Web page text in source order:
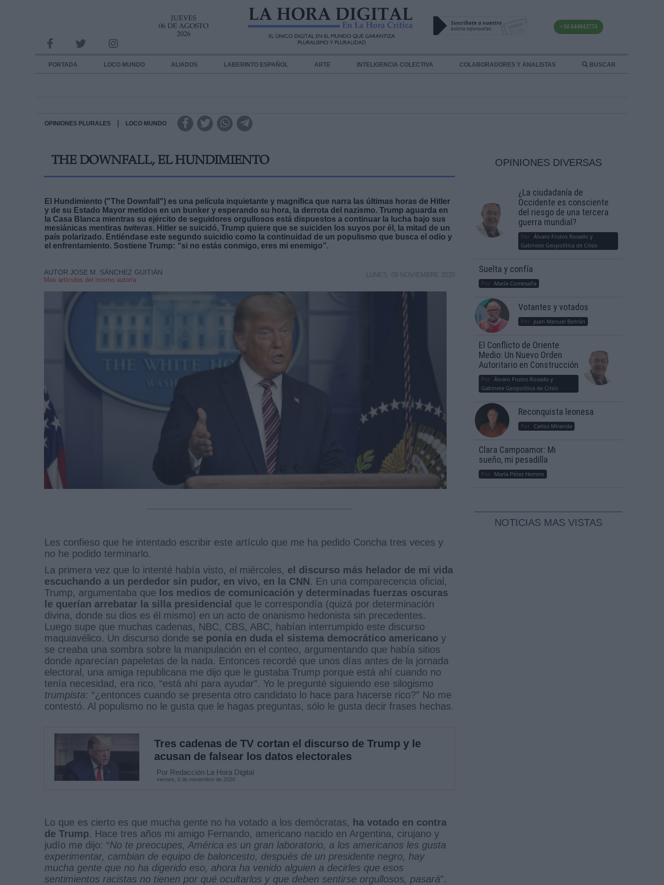
JUEVES
06 DE AGOSTO
2026
+34 644043774
PORTADA LOCO MUNDO ALIADOS LABERINTO ESPAÑOL ARTE INTELIGENCIA COLECTIVA COLABORADORES Y ANALISTAS BUSCAR
OPINIONES PLURALES LOCO MUNDO
THE DOWNFALL, EL HUNDIMIENTO
El Hundimiento ("The Downfall") es una película inquietante y magnífica que narra las últimas horas de Hitler
y de su Estado Mayor metidos en un bunker y esperando su hora, la derrota del nazismo. Trump aguarda en
la Casa Blanca mientras su ejército de seguidores orgullosos está dispuestos a continuar la lucha bajo sus
mesiánicas mentiras twiteras. Hitler se suicidó, Trump quiere que se suiciden los suyos por él, la mitad de un
país polarizado. Entiéndase este segundo suicidio como la continuidad de un populismo que busca el odio y
el enfrentamiento. Sostiene Trump: “si no estás conmigo, eres mi enemigo”.
AUTOR JOSE M. SÁNCHEZ GUITIÁN
Mas artículos del mismo autor/a
LUNES, 09 NOVIEMBRE 2020
Les confieso que he intentado escribir este artículo que me ha pedido Concha tres veces y
no he podido terminarlo.
La primera vez que lo intenté había visto, el miércoles, el discurso más helador de mi vida
escuchando a un perdedor sin pudor, en vivo, en la CNN. En una comparecencia oficial,
Trump, argumentaba que los medios de comunicación y determinadas fuerzas oscuras
le querían arrebatar la silla presidencial que le correspondía (quizá por determinación
divina, donde su dios es él mismo) en un acto de onanismo hedonista sin precedentes.
Luego supe que muchas cadenas, NBC, CBS, ABC, habían interrumpido este discurso
maquiavélico. Un discurso donde se ponía en duda el sistema democrático americano y
se creaba una sombra sobre la manipulación en el conteo, argumentando que había sitios
donde aparecían papeletas de la nada. Entonces recordé que unos días antes de la jornada
electoral, una amiga republicana me dijo que le gustaba Trump porque está ahí cuando no
tenía necesidad, era rico, “está ahí para ayudar”. Yo le pregunté siguiendo ese silogismo
trumpista: “¿entonces cuando se presenta otro candidato lo hace para hacerse rico?” No me
contestó. Al populismo no le gusta que le hagas preguntas, sólo le gusta decir frases hechas.
Tres cadenas de TV cortan el discurso de Trump y le
acusan de falsear los datos electorales
Por Redacción La Hora Digital
viernes, 6 de noviembre de 2020
Lo que es cierto es que mucha gente no ha votado a los demócratas, ha votado en contra
de Trump. Hace tres años mi amigo Fernando, americano nacido en Argentina, cirujano y
judío me dijo: “No te preocupes, América es un gran laboratorio, a los americanos les gusta
experimentar, cambian de equipo de baloncesto, después de un presidente negro, hay
mucha gente que no ha digerido eso, ahora ha venido alguien a decirles que esos
sentimientos racistas no tienen por qué ocultarlos y que deben sentirse orgullosos, pasará”.
OPINIONES DIVERSAS
¿La ciudadanía de
Occidente es consciente
del riesgo de una tercera
guerra mundial?
Por Álvaro Frutos Rosado y
Gabinete Geopolítica de Crisis
Suelta y confía
Por María Comesaña
Votantes y votados
Por Juan Manuel Beltrán
El Conflicto de Oriente
Medio: Un Nuevo Orden
Autoritario en Construcción
Por Álvaro Frutos Rosado y
Gabinete Geopolítica de Crisis
Reconquista leonesa
Por Carlos Miranda
Clara Campoamor: Mi
sueño, mi pesadilla
Por María Pérez Herrero
NOTICIAS MAS VISTAS
INFORMACION SOBRE LA PROTECCIÓN DE TUS DATOS
Responsable:
Destinatarios:
link
Información adicional
link